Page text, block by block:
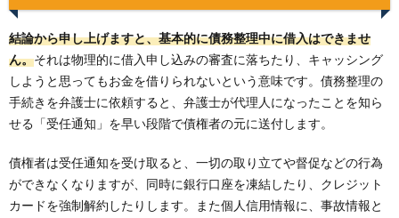
結論から申し上げますと、基本的に債務整理中に借入はできませ
ん。それは物理的に借入申し込みの審査に落ちたり、キャッシング
しようと思ってもお金を借りられないという意味です。債務整理の
手続きを弁護士に依頼すると、弁護士が代理人になったことを知ら
せる「受任通知」を早い段階で債権者の元に送付します。
債権者は受任通知を受け取ると、一切の取り立てや督促などの行為
ができなくなりますが、同時に銀行口座を凍結したり、クレジット
カードを強制解約したりします。また個人信用情報に、事故情報と